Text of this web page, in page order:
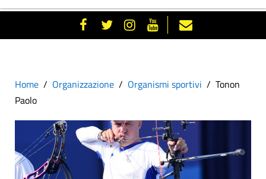
Home Organizzazione Organismi sportivi
Tonon
Paolo